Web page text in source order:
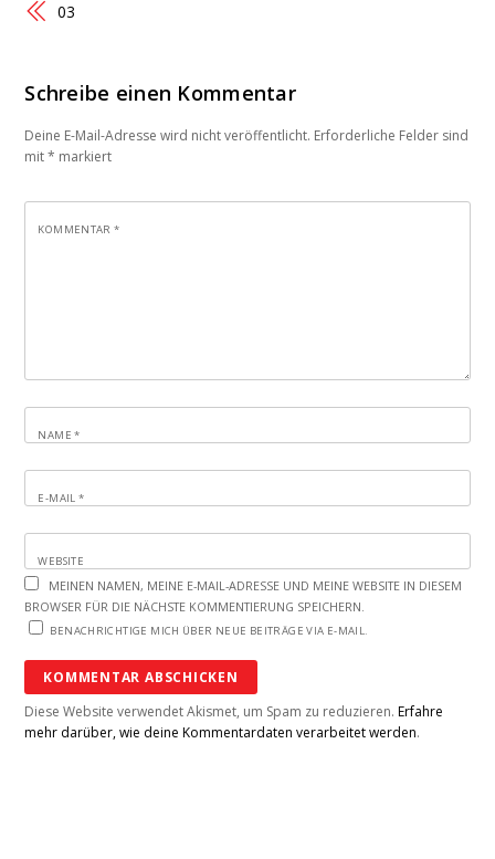
03
Schreibe einen Kommentar
Deine E-Mail-Adresse wird nicht veröffentlicht. Erforderliche Felder sind
mit* markiert
KOMMENTAR*
NAME*
E-MAIL*
WEBSITE
MEINEN NAMEN, MEINE E-MAIL-ADRESSE UND MEINE WEBSITE IN DIESEM
BROWSER FÜR DIE NÄCHSTE KOMMENTIERUNG SPEICHERN.
BENACHRICHTIGE MICH ÜBER NEUE BEITRÄGE VIA E-MAIL.
Diese Website verwendet Akismet, um Spam zu reduzieren.Erfahre
mehr darüber, wie deine Kommentardaten verarbeitet werden.